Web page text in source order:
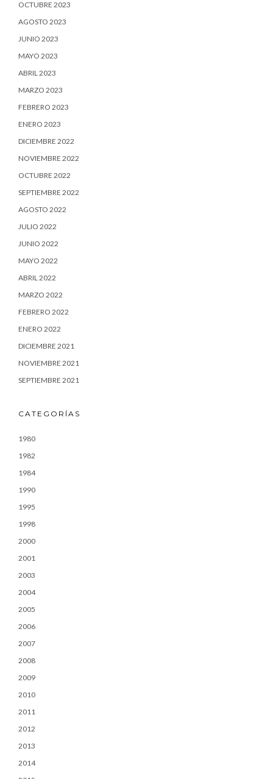
OCTUBRE 2023
AGOSTO 2023
JUNIO 2023
MAYO 2023
ABRIL 2023
MARZO 2023
FEBRERO 2023
ENERO 2023
DICIEMBRE 2022
NOVIEMBRE 2022
OCTUBRE 2022
SEPTIEMBRE 2022
AGOSTO 2022
JULIO 2022
JUNIO 2022
MAYO 2022
ABRIL 2022
MARZO 2022
FEBRERO 2022
ENERO 2022
DICIEMBRE 2021
NOVIEMBRE 2021
SEPTIEMBRE 2021
CATEGORÍAS
1980
1982
1984
1990
1995
1998
2000
2001
2003
2004
2005
2006
2007
2008
2009
2010
2011
2012
2013
2014